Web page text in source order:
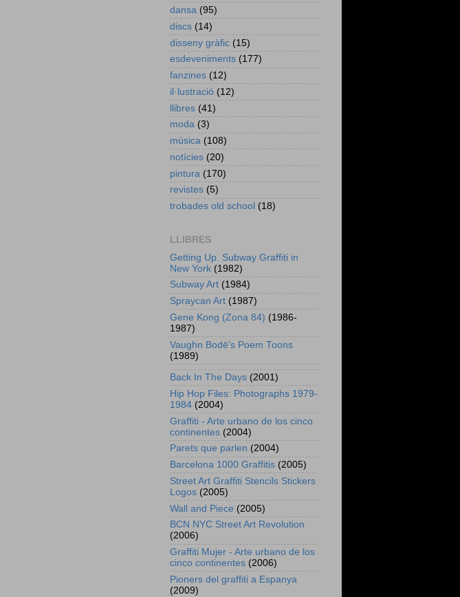
dansa (95)
discs (14)
disseny gràfic (15)
esdeveniments (177)
fanzines (12)
il·lustració (12)
llibres (41)
moda (3)
música (108)
notícies (20)
pintura (170)
revistes (5)
trobades old school (18)
LLIBRES
Getting Up. Subway Graffiti in
New York (1982)
Subway Art (1984)
Spraycan Art (1987)
Gene Kong (Zona 84) (1986-
1987)
Vaughn Bodē's Poem Toons
(1989)
Back In The Days (2001)
Hip Hop Files: Photographs 1979-
1984 (2004)
Graffiti - Arte urbano de los cinco
continentes (2004)
Parets que parlen (2004)
Barcelona 1000 Graffitis (2005)
Street Art Graffiti Stencils Stickers
Logos (2005)
Wall and Piece (2005)
BCN NYC Street Art Revolution
(2006)
Graffiti Mujer - Arte urbano de los
cinco continentes (2006)
Pioners del graffiti a Espanya
(2009)